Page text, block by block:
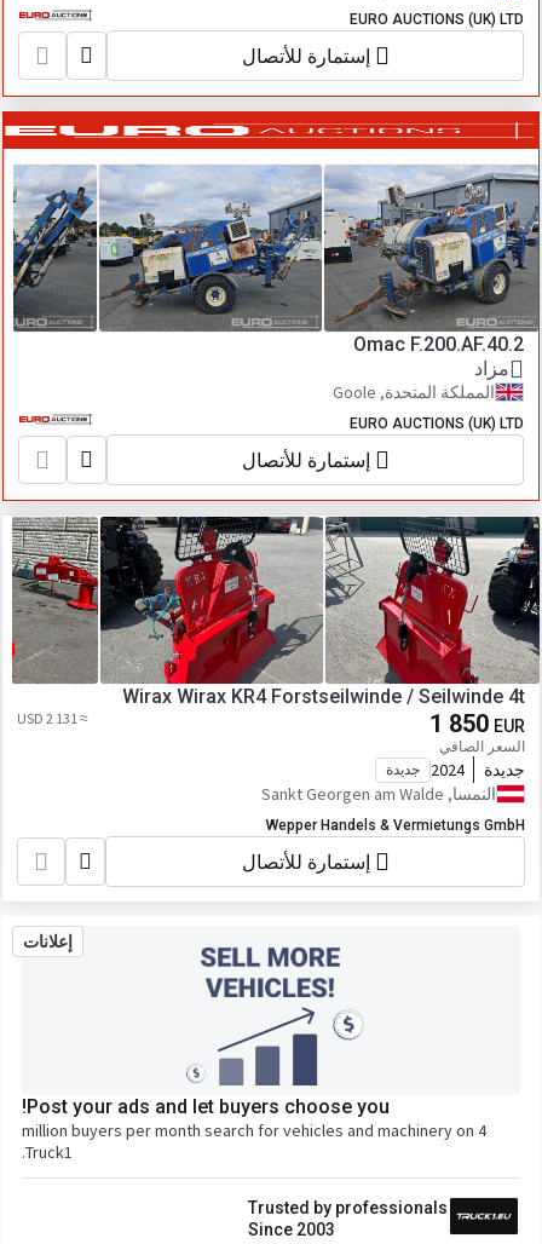
EURO AUCTIONS (UK) LTD
إستمارة للأتصال
Omac F.200.AF.40.2
مزاد
المملكة المتحدة, Goole
EURO AUCTIONS (UK) LTD
إستمارة للأتصال
Wirax Wirax KR4 Forstseilwinde / Seilwinde 4t
1 850 EUR
السعر الصافي
≈ 2 131 USD
جديدة 2024 جديدة
النمسا, Sankt Georgen am Walde
Wepper Handels & Vermietungs GmbH
إستمارة للأتصال
إعلانات
Post your ads and let buyers choose you!
4 million buyers per month search for vehicles and machinery on
Truck1.
Trusted by professionals
Since 2003